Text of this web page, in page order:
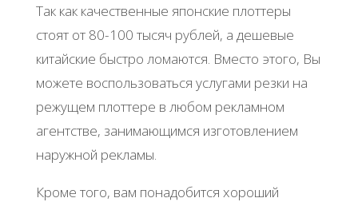
Так как качественные японские плоттеры
стоят от 80-100 тысяч рублей, а дешевые
китайские быстро ломаются. Вместо этого, Вы
можете воспользоваться услугами резки на
режущем плоттере в любом рекламном
агентстве, занимающимся изготовлением
наружной рекламы.
Кроме того, вам понадобится хороший